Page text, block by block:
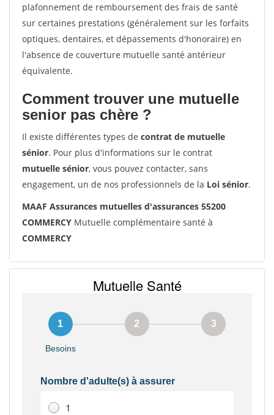
plafonnement de remboursement des frais de santé
sur certaines prestations (généralement sur les forfaits
optiques, dentaires, et dépassements d'honoraire) en
l'absence de couverture mutuelle santé antérieur
équivalente.
Comment trouver une mutuelle
senior pas chère ?
Il existe différentes types de contrat de mutuelle
sénior. Pour plus d'informations sur le contrat
mutuelle sénior, vous pouvez contacter, sans
engagement, un de nos professionnels de la Loi sénior.
MAAF Assurances mutuelles d'assurances 55200
COMMERCY Mutuelle complémentaire santé à
COMMERCY